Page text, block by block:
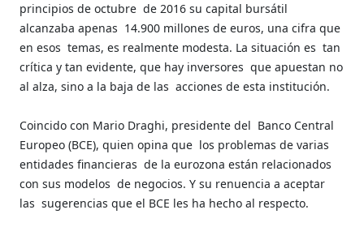
principios de octubre de 2016 su capital bursátil
alcanzaba apenas 14.900 millones de euros, una cifra que
en esos temas, es realmente modesta. La situación es tan
crítica y tan evidente, que hay inversores que apuestan no
al alza, sino a la baja de las acciones de esta institución.
Coincido con Mario Draghi, presidente del Banco Central
Europeo (BCE), quien opina que los problemas de varias
entidades financieras de la eurozona están relacionados
con sus modelos de negocios. Y su renuencia a aceptar
las sugerencias que el BCE les ha hecho al respecto.